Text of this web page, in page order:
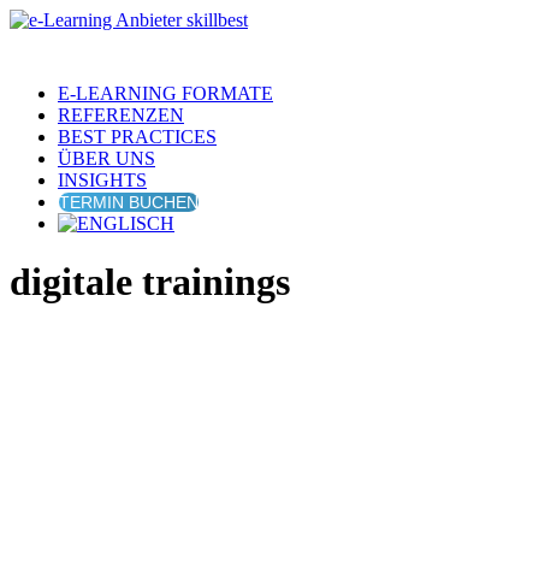
E-LEARNING FORMATE
REFERENZEN
BEST PRACTICES
ÜBER UNS
INSIGHTS
TERMIN BUCHEN
digitale trainings